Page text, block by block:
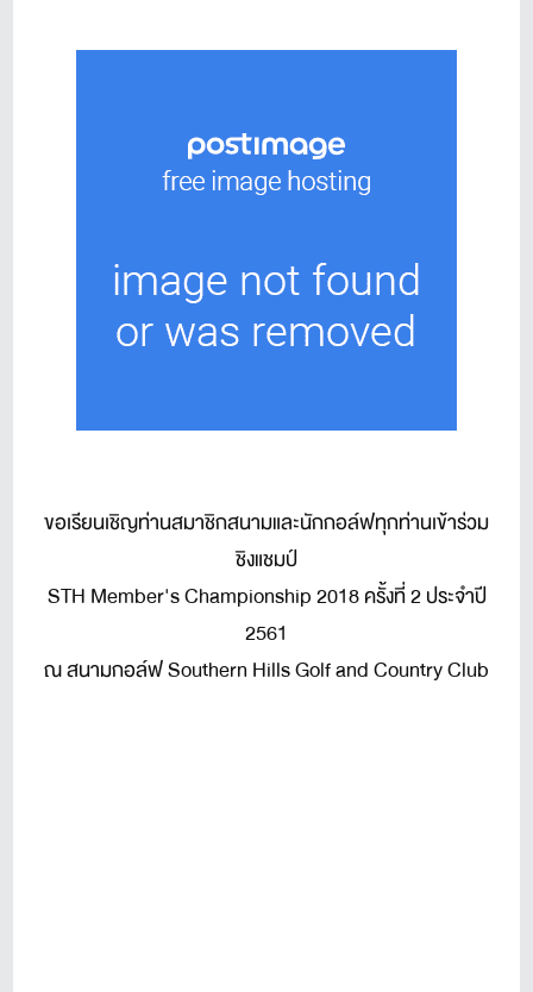
ขอเรียนเชิญท่านสมาชิกสนามและนักกอล์ฟทุกท่านเข้าร่วม
ชิงแชมป์
STH Member's Championship 2018 ครั้งที่ 2 ประจำปี
2561
ณ สนามกอล์ฟ Southern Hills Golf and Country Club